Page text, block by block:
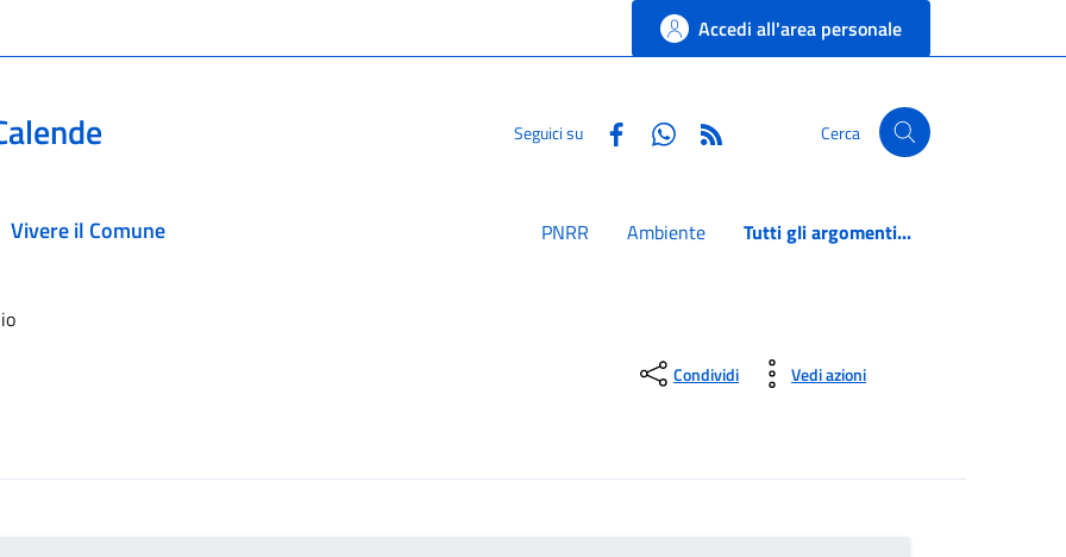
Accedi all'area personale
Seguici su FacebookWhatsapp Cerca
Vivere il Comune PNRR Ambiente Tutti gli argomenti...
Condividi Vedi azioni